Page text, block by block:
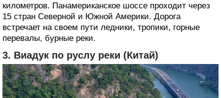
километров. Панамериканское шоссе проходит через
15 стран Северной и Южной Америки. Дорога
встречает на своем пути ледники, тропики, горные
перевалы, бурные реки.
3. Виадук по руслу реки (Китай)